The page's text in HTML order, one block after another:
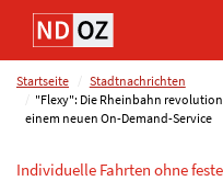
Direkt
Inhalt
(Eingabetaste)
Direkt
Hauptmenu
(Eingabetaste)
Direkt
Suche
(Eingabetaste)
Direkt
Footer
(Eingabetaste)
Startseite
Stadtnachrichten
"Flexy": Die Rheinbahn
einem neuen On-Demand-Service
Individuelle Fahrten ohne